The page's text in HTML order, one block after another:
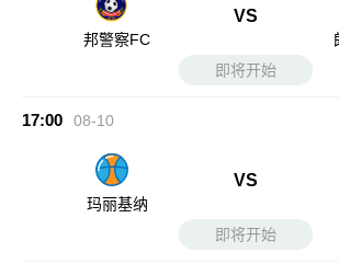
邦警察FC
VS
即将开始
17:00 08-10
玛丽基纳
VS
即将开始